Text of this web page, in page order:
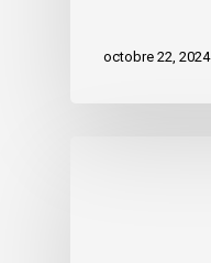
octobre 22, 2024